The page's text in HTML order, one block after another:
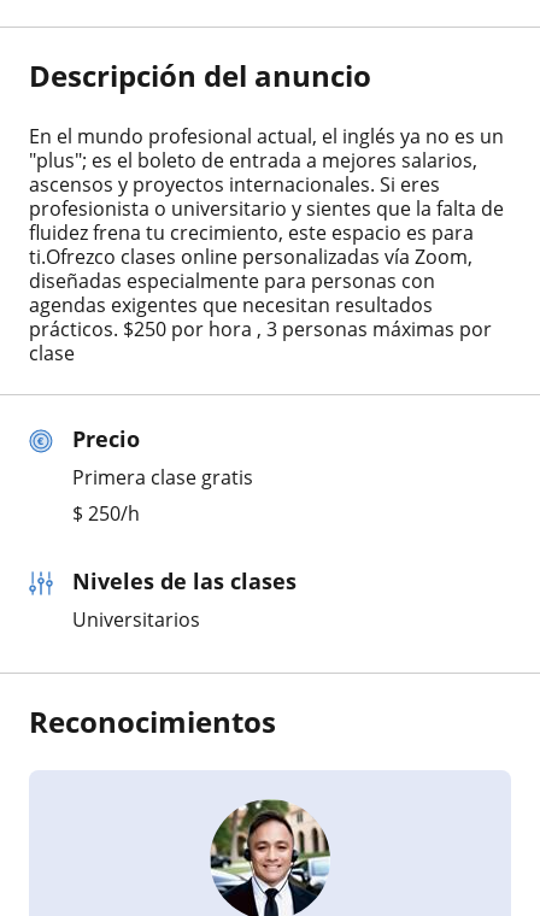
Precio
Primera clase gratis
$ 250/h
Niveles de las clases
Universitarios
Descripción del anuncio
En el mundo profesional actual, el inglés ya no es un
"plus"; es el boleto de entrada a mejores salarios,
ascensos y proyectos internacionales. Si eres
profesionista o universitario y sientes que la falta de
fluidez frena tu crecimiento, este espacio es para
ti.Ofrezco clases online personalizadas vía Zoom,
diseñadas especialmente para personas con
agendas exigentes que necesitan resultados
prácticos. $250 por hora , 3 personas máximas por
clase
Reconocimientos